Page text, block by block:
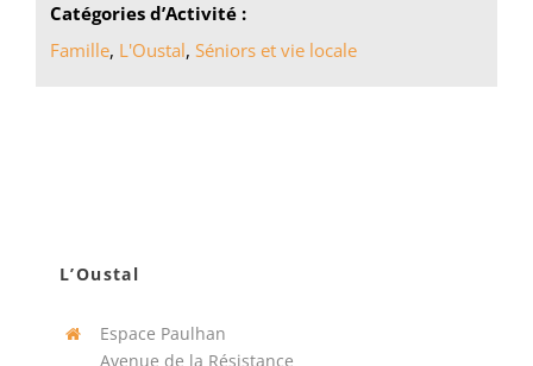
Catégories d’Activité :
Famille, L'Oustal, Séniors et vie locale
L’Oustal
Espace Paulhan
Avenue de la Résistance